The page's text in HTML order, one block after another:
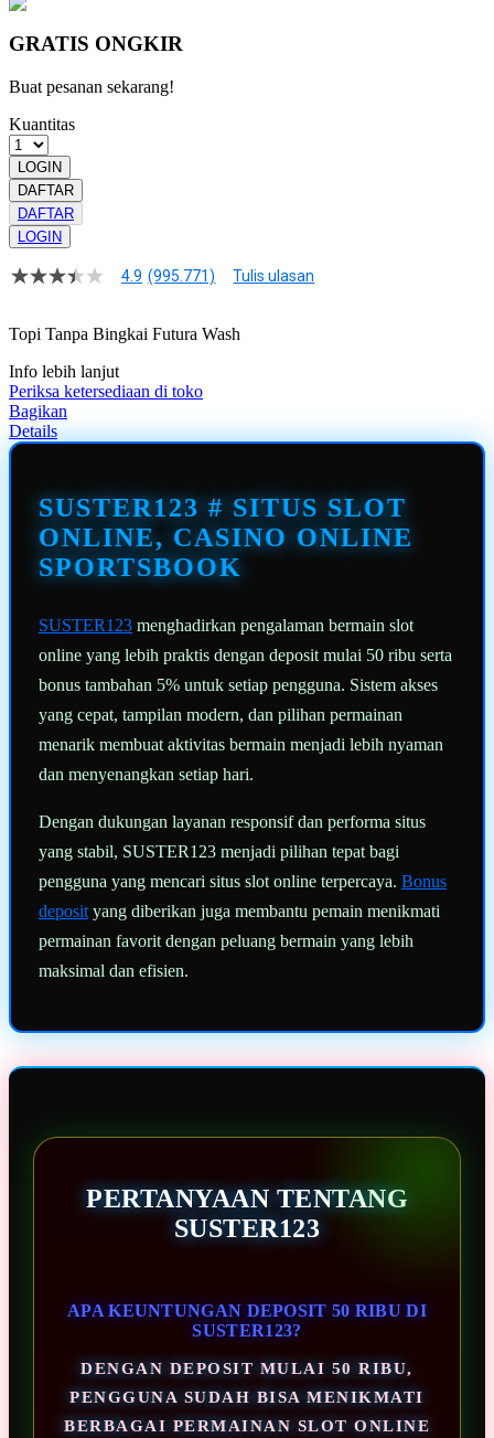
GRATIS ONGKIR
Buat pesanan sekarang!
Kuantitas
LOGIN
DAFTAR
DAFTAR
LOGIN
4.9
bintang,
rating
rata-
rata.
Read
13
Reviews.
halaman
yang
sama.
4.9 (995.771) Tulis ulasan
Topi Tanpa Bingkai Futura Wash
Info lebih lanjut
Periksa ketersediaan di toko
Bagikan
Details
SUSTER123 # SITUS SLOT
ONLINE, CASINO ONLINE
SPORTSBOOK
SUSTER123 menghadirkan pengalaman bermain slot
online yang lebih praktis dengan deposit mulai 50 ribu serta
bonus tambahan 5% untuk setiap pengguna. Sistem akses
yang cepat, tampilan modern, dan pilihan permainan
menarik membuat aktivitas bermain menjadi lebih nyaman
dan menyenangkan setiap hari.
Dengan dukungan layanan responsif dan performa situs
yang stabil, SUSTER123 menjadi pilihan tepat bagi
pengguna yang mencari situs slot online terpercaya. Bonus
deposit yang diberikan juga membantu pemain menikmati
permainan favorit dengan peluang bermain yang lebih
maksimal dan efisien.
PERTANYAAN TENTANG
SUSTER123
APA KEUNTUNGAN DEPOSIT 50 RIBU DI
SUSTER123?
DENGAN DEPOSIT MULAI 50 RIBU,
PENGGUNA SUDAH BISA MENIKMATI
BERBAGAI PERMAINAN SLOT ONLINE